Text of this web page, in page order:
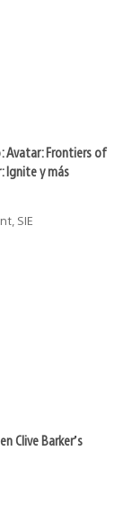
Avatar: Frontiers of
Ignite y más
SIE
Clive Barker’s